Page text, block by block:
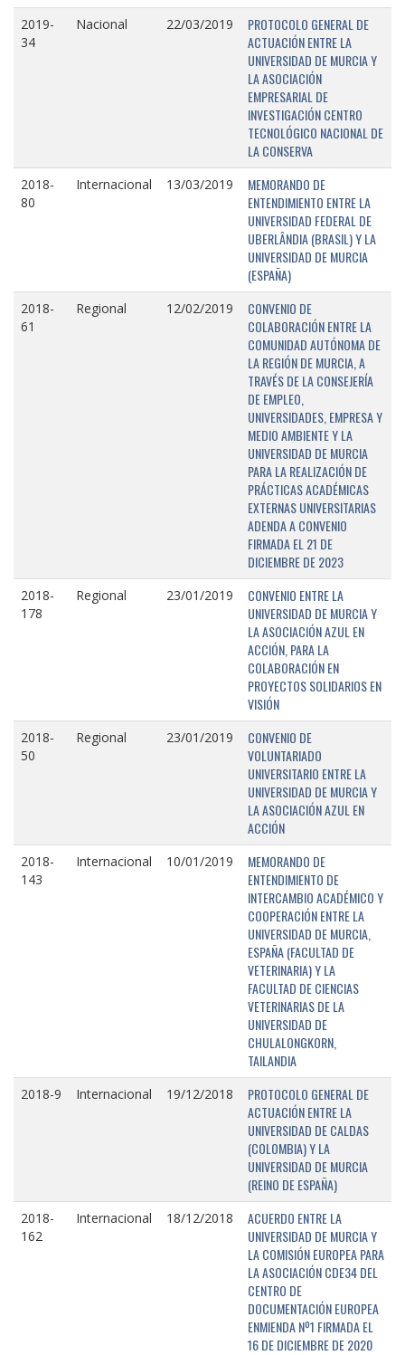
2019-
34
Nacional 22/03/2019
PROTOCOLO GENERAL DE
ACTUACIÓN ENTRE LA
UNIVERSIDAD DE MURCIA Y
LA ASOCIACIÓN
EMPRESARIAL DE
INVESTIGACIÓN CENTRO
TECNOLÓGICO NACIONAL DE
LA CONSERVA
2018-
80
Internacional 13/03/2019
MEMORANDO DE
ENTENDIMIENTO ENTRE LA
UNIVERSIDAD FEDERAL DE
UBERLÂNDIA (BRASIL) Y LA
UNIVERSIDAD DE MURCIA
(ESPAÑA)
2018-
61
Regional 12/02/2019
CONVENIO DE
COLABORACIÓN ENTRE LA
COMUNIDAD AUTÓNOMA DE
LA REGIÓN DE MURCIA, A
TRAVÉS DE LA CONSEJERÍA
DE EMPLEO,
UNIVERSIDADES, EMPRESA Y
MEDIO AMBIENTE Y LA
UNIVERSIDAD DE MURCIA
PARA LA REALIZACIÓN DE
PRÁCTICAS ACADÉMICAS
EXTERNAS UNIVERSITARIAS
ADENDA A CONVENIO
FIRMADA EL 21 DE
DICIEMBRE DE 2023
2018-
178
Regional 23/01/2019
CONVENIO ENTRE LA
UNIVERSIDAD DE MURCIA Y
LA ASOCIACIÓN AZUL EN
ACCIÓN, PARA LA
COLABORACIÓN EN
PROYECTOS SOLIDARIOS EN
VISIÓN
2018-
50
Regional 23/01/2019
CONVENIO DE
VOLUNTARIADO
UNIVERSITARIO ENTRE LA
UNIVERSIDAD DE MURCIA Y
LA ASOCIACIÓN AZUL EN
ACCIÓN
2018-
143
Internacional 10/01/2019
MEMORANDO DE
ENTENDIMIENTO DE
INTERCAMBIO ACADÉMICO Y
COOPERACIÓN ENTRE LA
UNIVERSIDAD DE MURCIA,
ESPAÑA (FACULTAD DE
VETERINARIA) Y LA
FACULTAD DE CIENCIAS
VETERINARIAS DE LA
UNIVERSIDAD DE
CHULALONGKORN,
TAILANDIA
2018-9 Internacional 19/12/2018
PROTOCOLO GENERAL DE
ACTUACIÓN ENTRE LA
UNIVERSIDAD DE CALDAS
(COLOMBIA) Y LA
UNIVERSIDAD DE MURCIA
(REINO DE ESPAÑA)
2018-
162
Internacional 18/12/2018
ACUERDO ENTRE LA
UNIVERSIDAD DE MURCIA Y
LA COMISIÓN EUROPEA PARA
LA ASOCIACIÓN CDE34 DEL
CENTRO DE
DOCUMENTACIÓN EUROPEA
ENMIENDA Nº1 FIRMADA EL
16 DE DICIEMBRE DE 2020